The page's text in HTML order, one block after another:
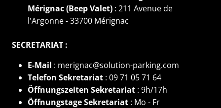
Mérignac (Beep Valet) : 211 Avenue de
l'Argonne - 33700 Mérignac
SECRETARIAT :
E-Mail : merignac@solution-parking.com
Telefon Sekretariat : 09 71 05 71 64
Öffnungszeiten Sekretariat : 9h/17h
Öffnungstage Sekretariat : Mo - Fr